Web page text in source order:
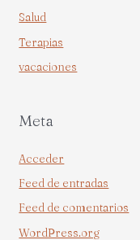
Salud
Terapias
vacaciones
Meta
Acceder
Feed de entradas
Feed de comentarios
WordPress.org